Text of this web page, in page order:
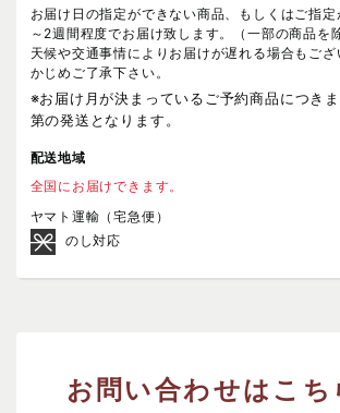
お届け日の指定ができない商品、もしくはご指
～2週間程度でお届け致します。（一部の商品を
天候や交通事情によりお届けが遅れる場合もござ
かじめご了承下さい。
※お届け月が決まっているご予約商品につき
第の発送となります。
配送地域
全国にお届けできます。
ヤマト運輸（宅急便）
のし対応
お問い合わせはこち